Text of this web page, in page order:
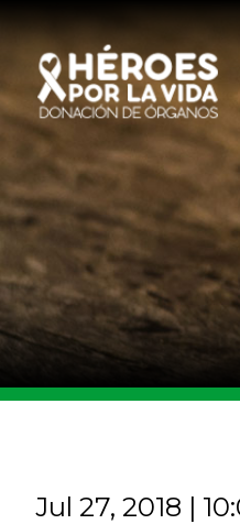
Jul 27, 2018 |